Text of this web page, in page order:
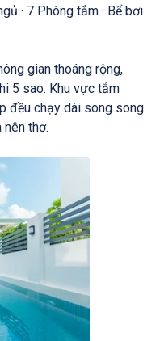
· 7 Phòng tắm · Bể bơi
gian thoáng rộng,
5 sao. Khu vực tắm
đều chạy dài song song
thơ.